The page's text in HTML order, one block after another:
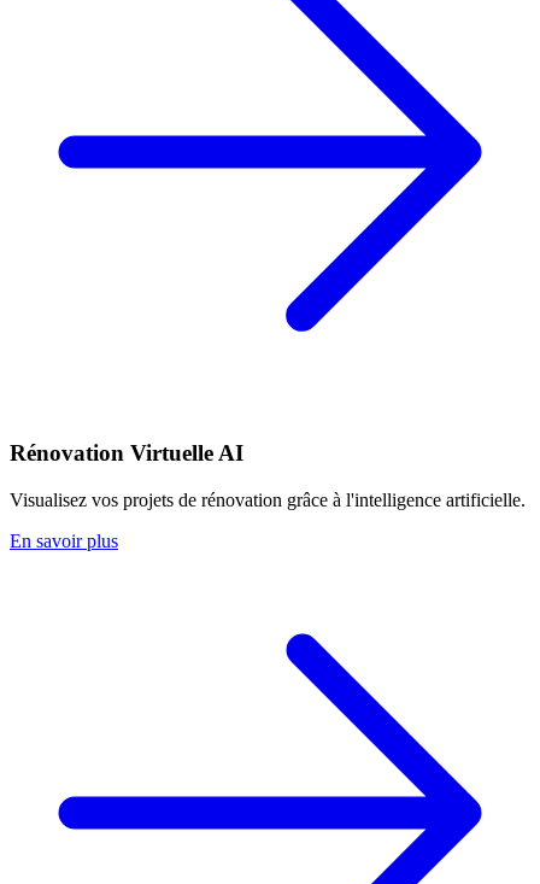
Rénovation Virtuelle AI
Visualisez vos projets de rénovation grâce à l'intelligence artificielle.
En savoir plus